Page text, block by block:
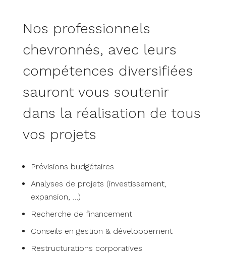
Nos professionnels
chevronnés, avec leurs
compétences diversifiées
sauront vous soutenir
dans la réalisation de tous
vos projets
Prévisions budgétaires
Analyses de projets (investissement,
expansion, …)
Recherche de financement
Conseils en gestion & développement
Restructurations corporatives